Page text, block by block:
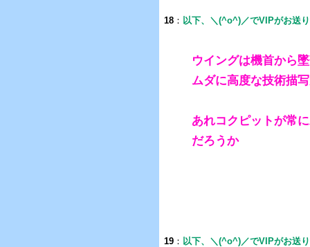
18 ： 以下、＼(^o^)／でVIPがお送
ウイングは機首から
ムダに高度な技術描
あれコクピットが常
だろうか
19 ： 以下、＼(^o^)／でVIPがお送